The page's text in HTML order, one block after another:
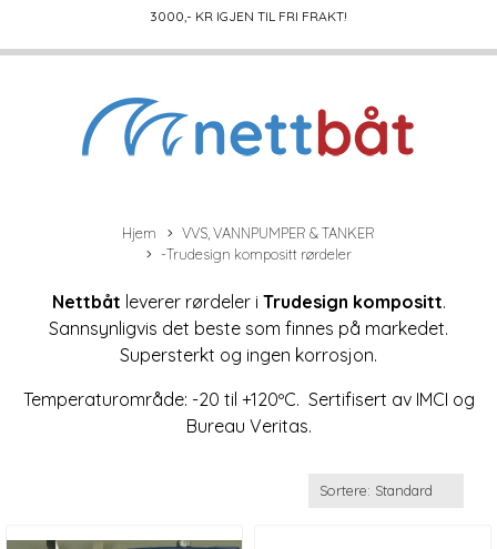
3000,- KR IGJEN TIL FRI FRAKT!
Hjem
VVS, VANNPUMPER & TANKER
-Trudesign kompositt rørdeler
Nettbåt leverer rørdeler i Trudesign kompositt.
Sannsynligvis det beste som finnes på markedet.
Supersterkt og ingen korrosjon.
Temperaturområde: -20 til +120ºC. Sertifisert av IMCI og
Bureau Veritas.